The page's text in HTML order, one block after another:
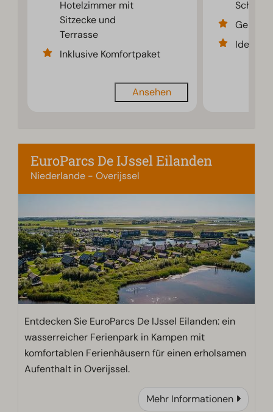
Hotelzimmer mit
Sitzecke und
Terrasse
Inklusive Komfortpaket
Ansehen
Ideal
EuroParcs De IJssel Eilanden
Niederlande - Overijssel
Entdecken Sie EuroParcs De IJssel Eilanden: ein
wasserreicher Ferienpark in Kampen mit
komfortablen Ferienhäusern für einen erholsamen
Aufenthalt in Overijssel.
Mehr Informationen